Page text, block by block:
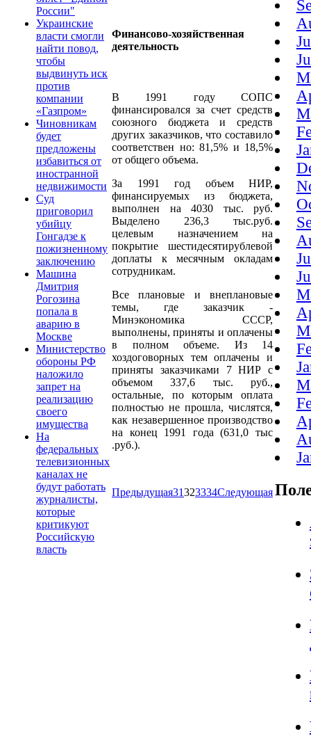
России"
Украинские
власти смогли
найти повод,
чтобы
выдвинуть иск
против
компании
«Газпром»
Чиновникам
будет
предложены
избавиться от
иностранной
недвижимости
Суд
приговорил
убийцу
Гонгадзе к
пожизненному
заключению
Машина
Дмитрия
Рогозина
попала в
аварию в
Москве
Министерство
обороны РФ
наложило
запрет на
реализацию
своего
имущества
На
федеральных
телевизионных
каналах не
будут работать
журналисты,
которые
критикуют
Российскую
власть
Финансово-хозяйственная
деятельность
В 1991 году СОПС
финансировался за счет средств
союзного бюджета и средств
других заказчиков, что составило
соответствен но: 81,5% и 18,5%
от общего объема.
За 1991 год объем НИР,
финансируемых из бюджета,
выполнен на 4030 тыс. руб.
Выделено 236,3 тыс.руб.
целевым назначением на
покрытие шестидесятирублевой
доплаты к месячным окладам
сотрудникам.
Все плановые и внеплановые
темы, где заказчик -
Минэкономика СССР,
выполнены, приняты и оплачены
в полном объеме. Из 14
хоздоговорных тем оплачены и
приняты заказчиками 7 НИР с
объемом 337,6 тыс. руб.,
остальные, по которым оплата
полностью не прошла, числятся,
как незавершенное производство
на конец 1991 года (631,0 тыс
.руб.).
Предыдущая31323334Следующая